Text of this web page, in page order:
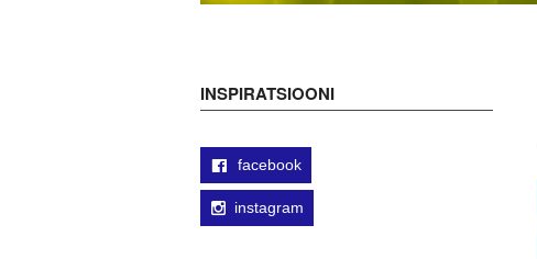
INSPIRATSIOONI
facebook
instagram